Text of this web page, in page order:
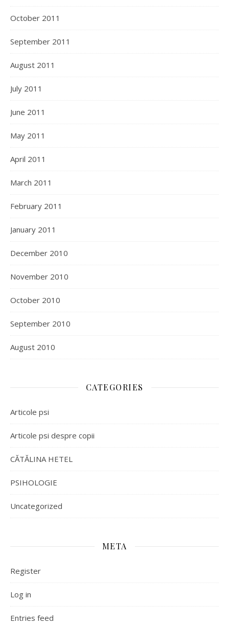
October 2011
September 2011
August 2011
July 2011
June 2011
May 2011
April 2011
March 2011
February 2011
January 2011
December 2010
November 2010
October 2010
September 2010
August 2010
CATEGORIES
Articole psi
Articole psi despre copii
CĂTĂLINA HETEL
PSIHOLOGIE
Uncategorized
META
Register
Log in
Entries feed